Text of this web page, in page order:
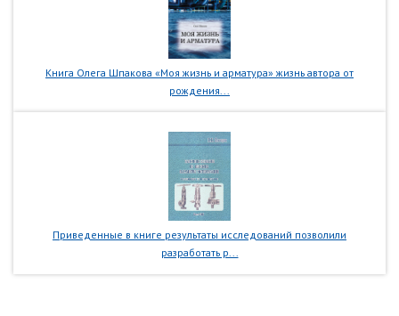
Книга Олега Шпакова «Моя жизнь и арматура» жизнь автора от
рождения...
Приведенные в книге результаты исследований позволили
разработать р...